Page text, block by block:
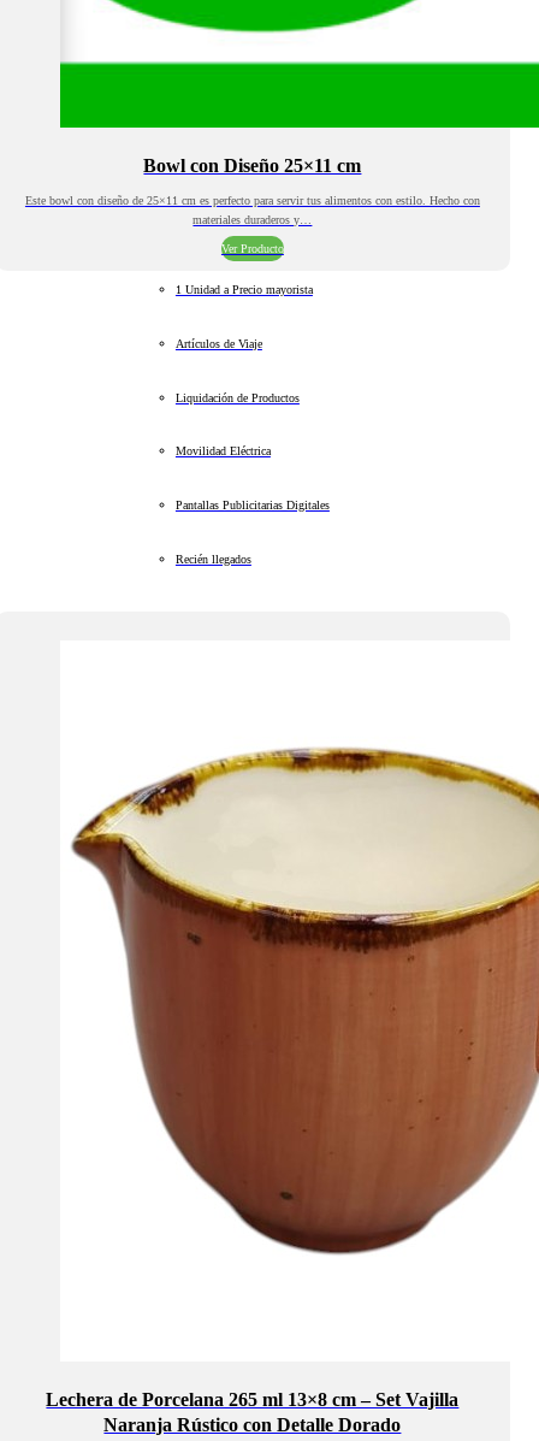
Bowl con Diseño 25×11 cm
Este bowl con diseño de 25×11 cm es perfecto para servir tus alimentos con estilo. Hecho con
materiales duraderos y…
Ver Producto
1 Unidad a Precio mayorista
Artículos de Viaje
Liquidación de Productos
Movilidad Eléctrica
Pantallas Publicitarias Digitales
Recién llegados
Lechera de Porcelana 265 ml 13×8 cm – Set Vajilla
Naranja Rústico con Detalle Dorado